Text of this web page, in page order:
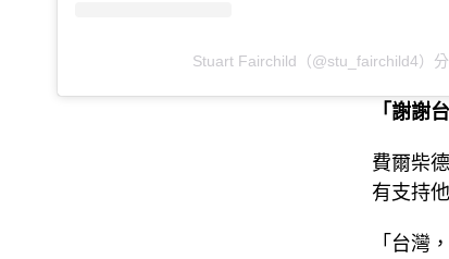
Stuart Fairchild（@stu_fairchild4）
「謝謝
費爾柴
有支持
「台灣